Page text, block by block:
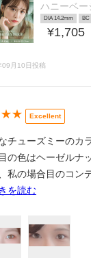
ハニーベー
DIA 14.2mm BC
¥1,705
09月10日投稿
Excellent
チューズミーのカ
の色はヘーゼルナ
私の場合目のコン
を読む